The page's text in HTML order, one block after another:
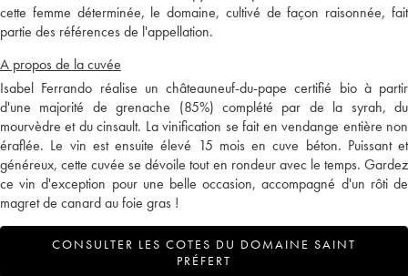
cette femme déterminée, le domaine, cultivé de façon raisonnée, fait
partie des références de l'appellation.
A propos de la cuvée
Isabel Ferrando réalise un châteauneuf-du-pape certifié bio à partir
d'une majorité de grenache (85%) complété par de la syrah, du
mourvèdre et du cinsault. La vinification se fait en vendange entière non
éraflée. Le vin est ensuite élevé 15 mois en cuve béton. Puissant et
généreux, cette cuvée se dévoile tout en rondeur avec le temps. Gardez
ce vin d'exception pour une belle occasion, accompagné d'un rôti de
magret de canard au foie gras !
CONSULTER LES COTES DU DOMAINE SAINT
PRÉFERT